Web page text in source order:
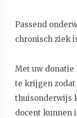
Passend
chronisch ziek
Met uw donatie
te krijgen zodat
thuisonderwijs
docent kunnen